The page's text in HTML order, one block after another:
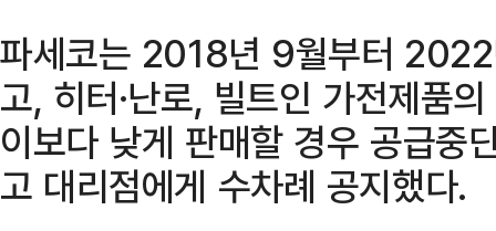
파세코는 2018년 9월부터
고, 히터·난로, 빌트인 가전제품
이보다 낮게 판매할 경우 공급중
고 대리점에게 수차례 공지했다.